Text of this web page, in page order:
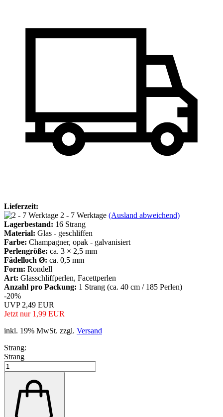
Lieferzeit:
2 - 7 Werktage (Ausland abweichend)
Lagerbestand: 16 Strang
Material: Glas - geschliffen
Farbe: Champagner, opak - galvanisiert
Perlengröße: ca. 3 × 2,5 mm
Fädelloch Ø: ca. 0,5 mm
Form: Rondell
Art: Glasschliffperlen, Facettperlen
Anzahl pro Packung: 1 Strang (ca. 40 cm / 185 Perlen)
-20%
UVP 2,49 EUR
Jetzt nur 1,99 EUR
inkl. 19% MwSt. zzgl. Versand
Strang:
Strang